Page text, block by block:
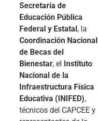
Secretaría de
Educación Pública
Federal y Estatal, la
Coordinación Nacional
de Becas del
Bienestar, el Instituto
Nacional de la
Infraestructura Física
Educativa (INIFED),
técnicos del CAPCEE y